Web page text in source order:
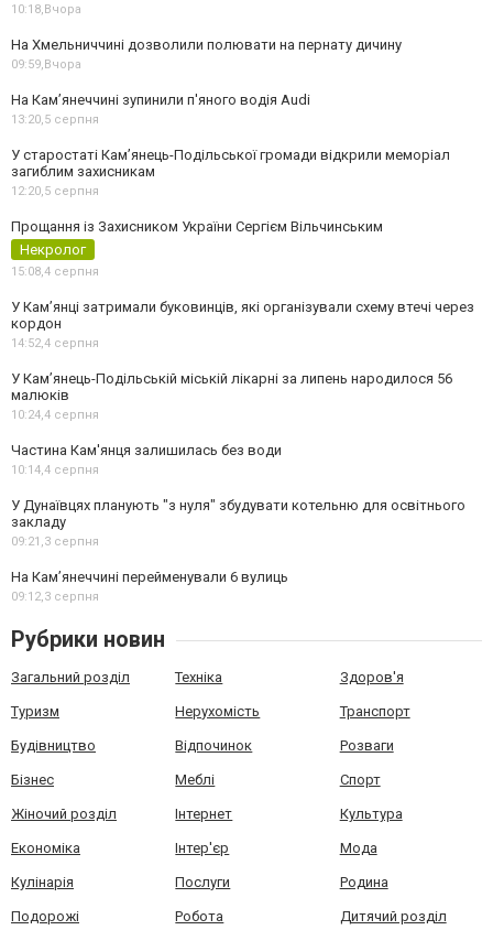
10:18, Вчора
На Хмельниччині дозволили полювати на пернату дичину
09:59, Вчора
На Камʼянеччині зупинили п'яного водія Audi
13:20,5 серпня
У старостаті Кам’янець-Подільської громади відкрили меморіал
загиблим захисникам
12:20,5 серпня
Прощання із Захисником України Сергієм Вільчинським
Некролог
15:08,4 серпня
У Кам’янці затримали буковинців, які організували схему втечі через
кордон
14:52,4 серпня
У Кам’янець-Подільській міській лікарні за липень народилося 56
малюків
10:24,4 серпня
Частина Кам'янця залишилась без води
10:14,4 серпня
У Дунаївцях планують "з нуля" збудувати котельню для освітнього
закладу
09:21,3 серпня
На Камʼянеччині перейменували 6 вулиць
09:12,3 серпня
Рубрики новин
Загальний розділ Техніка Здоров'я
Туризм Нерухомість Транспорт
Будівництво Відпочинок Розваги
Бізнес Меблі Спорт
Жіночий розділ Інтернет Культура
Економіка Інтер'єр Мода
Кулінарія Послуги Родина
Подорожі Робота Дитячий розділ